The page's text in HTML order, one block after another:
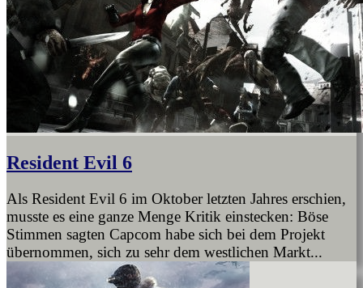
Resident Evil 6
Als Resident Evil 6 im Oktober letzten Jahres erschien,
musste es eine ganze Menge Kritik einstecken: Böse
Stimmen sagten Capcom habe sich bei dem Projekt
übernommen, sich zu sehr dem westlichen Markt...